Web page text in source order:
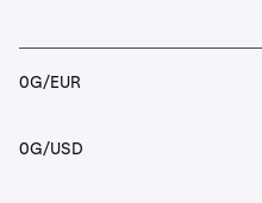
0G/EUR
0G/USD